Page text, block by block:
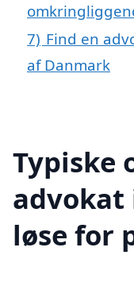
7) Find en
af Danmark
Typiske
advokat
løse for